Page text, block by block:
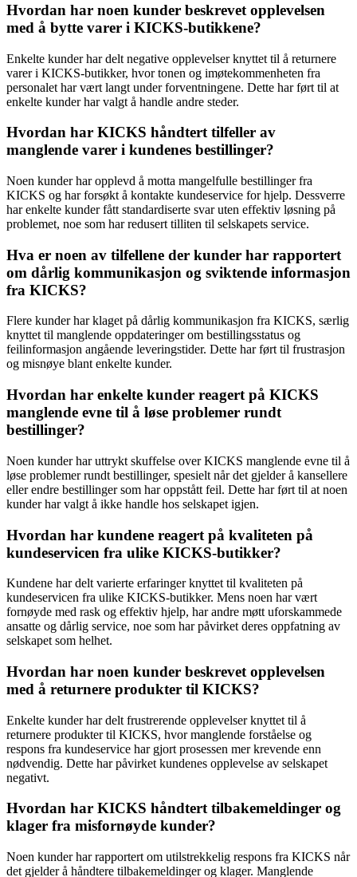
Hvordan har noen kunder beskrevet opplevelsen
med å bytte varer i KICKS-butikkene?
Enkelte kunder har delt negative opplevelser knyttet til å returnere
varer i KICKS-butikker, hvor tonen og imøtekommenheten fra
personalet har vært langt under forventningene. Dette har ført til at
enkelte kunder har valgt å handle andre steder.
Hvordan har KICKS håndtert tilfeller av
manglende varer i kundenes bestillinger?
Noen kunder har opplevd å motta mangelfulle bestillinger fra
KICKS og har forsøkt å kontakte kundeservice for hjelp. Dessverre
har enkelte kunder fått standardiserte svar uten effektiv løsning på
problemet, noe som har redusert tilliten til selskapets service.
Hva er noen av tilfellene der kunder har rapportert
om dårlig kommunikasjon og sviktende informasjon
fra KICKS?
Flere kunder har klaget på dårlig kommunikasjon fra KICKS, særlig
knyttet til manglende oppdateringer om bestillingsstatus og
feilinformasjon angående leveringstider. Dette har ført til frustrasjon
og misnøye blant enkelte kunder.
Hvordan har enkelte kunder reagert på KICKS
manglende evne til å løse problemer rundt
bestillinger?
Noen kunder har uttrykt skuffelse over KICKS manglende evne til å
løse problemer rundt bestillinger, spesielt når det gjelder å kansellere
eller endre bestillinger som har oppstått feil. Dette har ført til at noen
kunder har valgt å ikke handle hos selskapet igjen.
Hvordan har kundene reagert på kvaliteten på
kundeservicen fra ulike KICKS-butikker?
Kundene har delt varierte erfaringer knyttet til kvaliteten på
kundeservicen fra ulike KICKS-butikker. Mens noen har vært
fornøyde med rask og effektiv hjelp, har andre møtt uforskammede
ansatte og dårlig service, noe som har påvirket deres oppfatning av
selskapet som helhet.
Hvordan har noen kunder beskrevet opplevelsen
med å returnere produkter til KICKS?
Enkelte kunder har delt frustrerende opplevelser knyttet til å
returnere produkter til KICKS, hvor manglende forståelse og
respons fra kundeservice har gjort prosessen mer krevende enn
nødvendig. Dette har påvirket kundenes opplevelse av selskapet
negativt.
Hvordan har KICKS håndtert tilbakemeldinger og
klager fra misfornøyde kunder?
Noen kunder har rapportert om utilstrekkelig respons fra KICKS når
det gjelder å håndtere tilbakemeldinger og klager. Manglende